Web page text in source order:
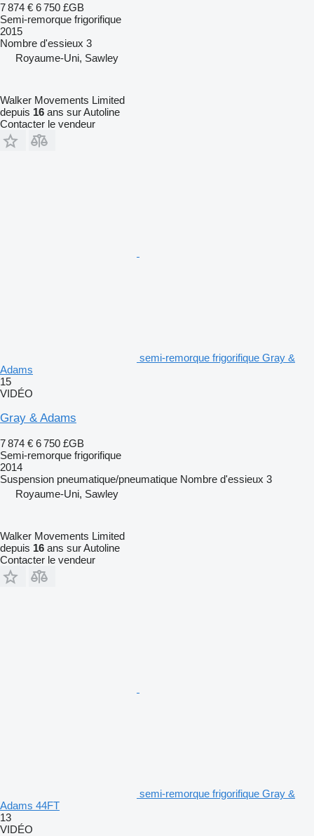
7 874 € 6 750 £GB
Semi-remorque frigorifique
2015
Nombre d'essieux 3
Royaume-Uni, Sawley
Walker Movements Limited
depuis 16 ans sur Autoline
Contacter le vendeur
semi-remorque frigorifique Gray &
Adams
15
VIDÉO
Gray & Adams
7 874 € 6 750 £GB
Semi-remorque frigorifique
2014
Suspension pneumatique/pneumatique Nombre d'essieux 3
Royaume-Uni, Sawley
Walker Movements Limited
depuis 16 ans sur Autoline
Contacter le vendeur
semi-remorque frigorifique Gray &
Adams 44FT
13
VIDÉO